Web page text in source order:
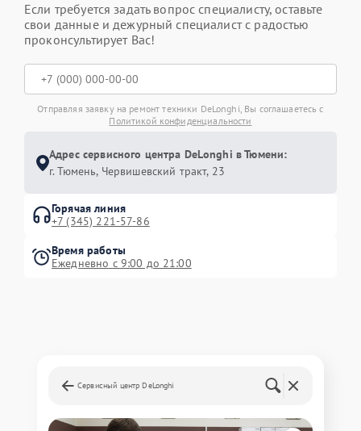
Если требуется задать вопрос специалисту, оставьте
свои данные и дежурный специалист с радостью
проконсультирует Вас!
Отправляя заявку на ремонт техники DeLonghi, Вы соглашаетесь с
Политикой конфиденциальности
Адрес сервисного центра DeLonghi в Тюмени:
г. Тюмень, ​Червишевский тракт, 23
Горячая линия
+7 (345) 221-57-86
Время работы
Ежедневно с 9:00 до 21:00
Сервисный центр DeLonghi